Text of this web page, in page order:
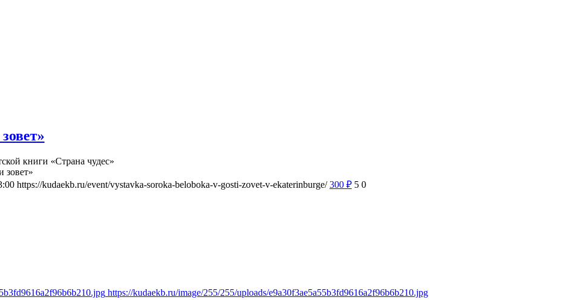
книги «Страна чудес»
зовет»
https://kudaekb.ru/event/vystavka-soroka-beloboka-v-gosti-zovet-v-ekaterinburge/ 300 ₽ 5 0
https://kudaekb.ru/image/255/255/uploads/e9a30f3ae5a55b3fd9616a2f96b6b210.jpg